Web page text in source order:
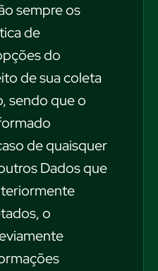
sempre os
de
do
de sua coleta
sendo que o
de quaisquer
Dados que
o